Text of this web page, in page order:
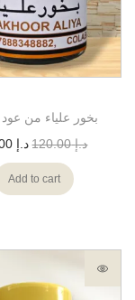
بخور علياء من عود
د.إ120.00 د.إ
Add to cart